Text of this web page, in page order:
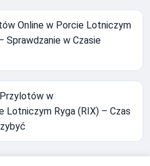
Online w Porcie Lotniczym
Sprawdzanie w Czasie
w
Lotniczym Ryga (RIX) – Czas